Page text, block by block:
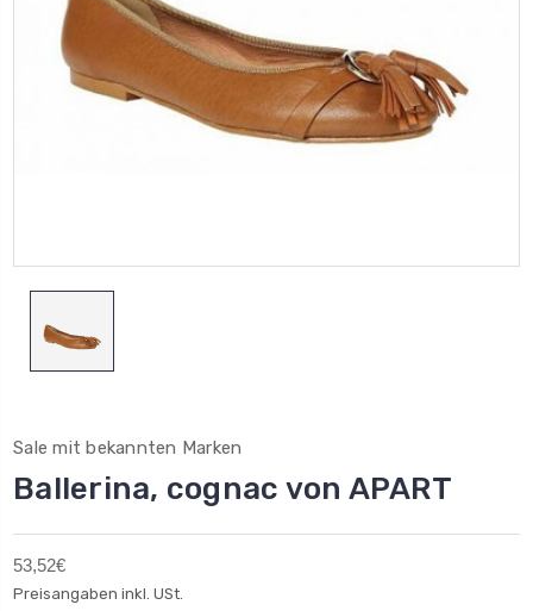
Sale mit bekannten Marken
Ballerina, cognac von APART
53,52€
Preisangaben inkl. USt.